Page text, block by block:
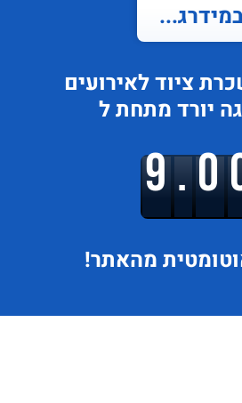
ציוד לאירועים
יורד מתחת ל
מהאתר!